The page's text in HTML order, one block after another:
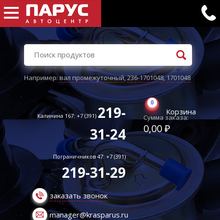
Например:вал промежуточный,236-1701048,1701048
Калинина 167: +7 (391) 219-
31-24
Пограничников 47: +7 (391)
219-31-29
заказать звонок
manager@krasparus.ru
0
Корзина
Сумма заказа:
0,00 ₽